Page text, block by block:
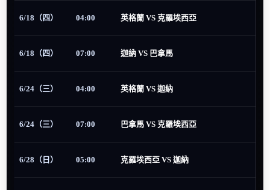
6/18（四） 04:00 英格蘭 VS 克羅埃西亞
6/18（四） 07:00 迦納 VS 巴拿馬
6/24（三） 04:00 英格蘭 VS 迦納
6/24（三） 07:00 巴拿馬 VS 克羅埃西亞
6/28（日） 05:00 克羅埃西亞 VS 迦納